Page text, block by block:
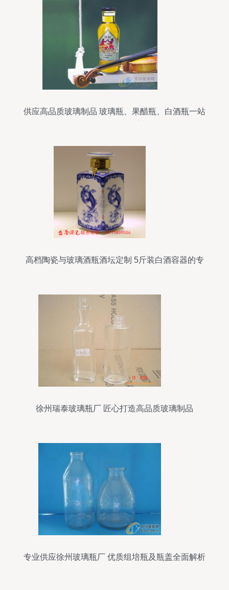
供应高品质玻璃制品 玻璃瓶、果醋瓶、白酒瓶一站
高档陶瓷与玻璃酒瓶酒坛定制 5斤装白酒容器的专
徐州瑞泰玻璃瓶厂 匠心打造高品质玻璃制品
专业供应徐州玻璃瓶厂 优质组培瓶及瓶盖全面解析